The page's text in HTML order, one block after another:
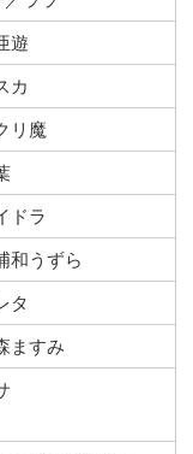
遊
カ
リ魔
ドラ
和うずら
タ
ますみ